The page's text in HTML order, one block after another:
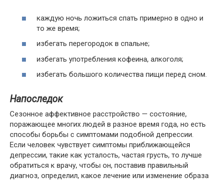
каждую ночь ложиться спать примерно в одно и
то же время;
избегать перегородок в спальне;
избегать употребления кофеина, алкоголя;
избегать большого количества пищи перед сном.
Напоследок
Сезонное аффективное расстройство — состояние,
поражающее многих людей в разное время года, но есть
способы борьбы с симптомами подобной депрессии.
Если человек чувствует симптомы приближающейся
депрессии, такие как усталость, частая грусть, то лучше
обратиться к врачу, чтобы он, поставив правильный
диагноз, определил, какое лечение или изменение образа